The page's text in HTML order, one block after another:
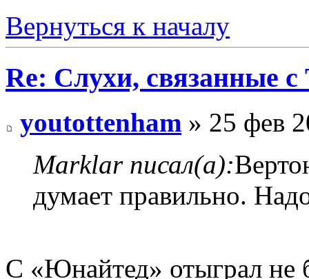
Вернуться к началу
Re: Слухи, связанные с
youtottenham » 25 фев
Marklar писал(а):
думает правильно.
С «Юнайтед» отыграл не